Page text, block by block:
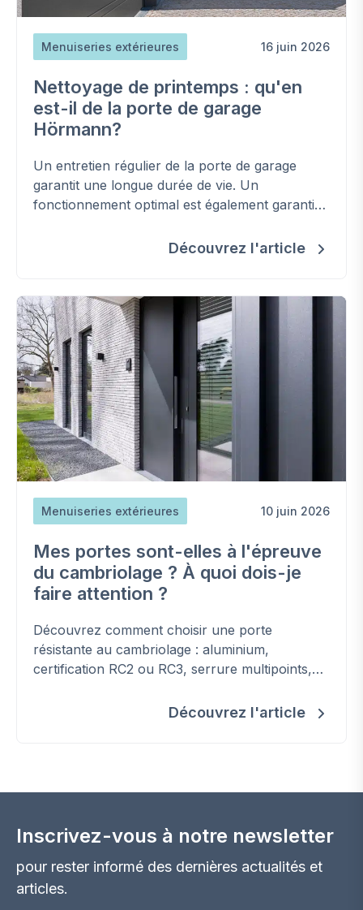
Menuiseries extérieures 16 juin 2026
Nettoyage de printemps : qu'en
est-il de la porte de garage
Hörmann?
Un entretien régulier de la porte de garage
garantit une longue durée de vie. Un
fonctionnement optimal est également garanti
Découvrez l'article
Menuiseries extérieures 10 juin 2026
Mes portes sont-elles à l'épreuve
du cambriolage ? À quoi dois-je
faire attention ?
Découvrez comment choisir une porte
résistante au cambriolage : aluminium,
certification RC2 ou RC3, serrure multipoints,
Découvrez l'article
Inscrivez-vous à notre newsletter
pour rester informé des dernières actualités et
articles.